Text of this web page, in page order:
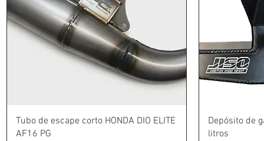
Vista rápida
Tubo de escape corto HONDA DIO ELITE
AF16 PG
Depósito de
litros